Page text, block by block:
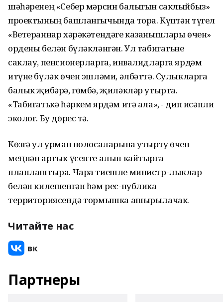
шәһәренең «Себер мәрсин балыгын саклыйбыз»
проектының башлангычында тора. Күптән түгел
«Ветераннар хәрәкәтендәге казанышлары өчен»
ордены белән бүләкләнгән. Ул табигатьне
саклау, пенсионерларга, инвалидларга ярдәм
итүне бүләк өчен эшләми, әлбәттә. Сулыкларга
балык җибәрә, гөмбә, җиләкләр утырта.
«Табигатькә һәркем ярдәм итә ала», - дип исәпли
эколог. Бу дөрес тә.
Көзгә ул урман полосаларына утырту өчен
меңнән артык үсенте алып кайтырга
планлаштыра. Чара тиешле министр-лыклар
белән килешенгән һәм рес-публика
территориясендә тормышка ашырылачак.
Читайте нас
Партнеры